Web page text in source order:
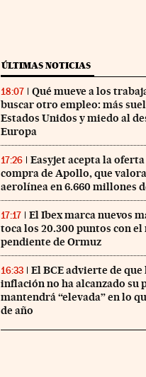
ÚLTIMAS NOTICIAS
18:07
Qué mueve a los
buscar otro empleo: más
Estados Unidos y miedo al
Europa
17:26
Easyjet acepta la oferta
compra de Apollo, que
aerolínea en 6.660 millones
17:17
El Ibex marca nuevos
toca los 20.300 puntos con el
pendiente de Ormuz
16:33
El BCE advierte de que
inflación no ha alcanzado su
mantendrá “elevada” en lo
de año